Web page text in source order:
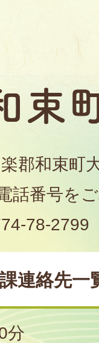
郡和束町
話番号を
78-2799
連絡先一
分